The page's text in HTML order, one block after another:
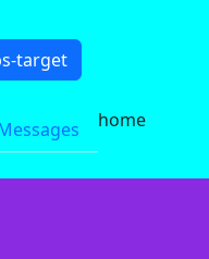
target
home